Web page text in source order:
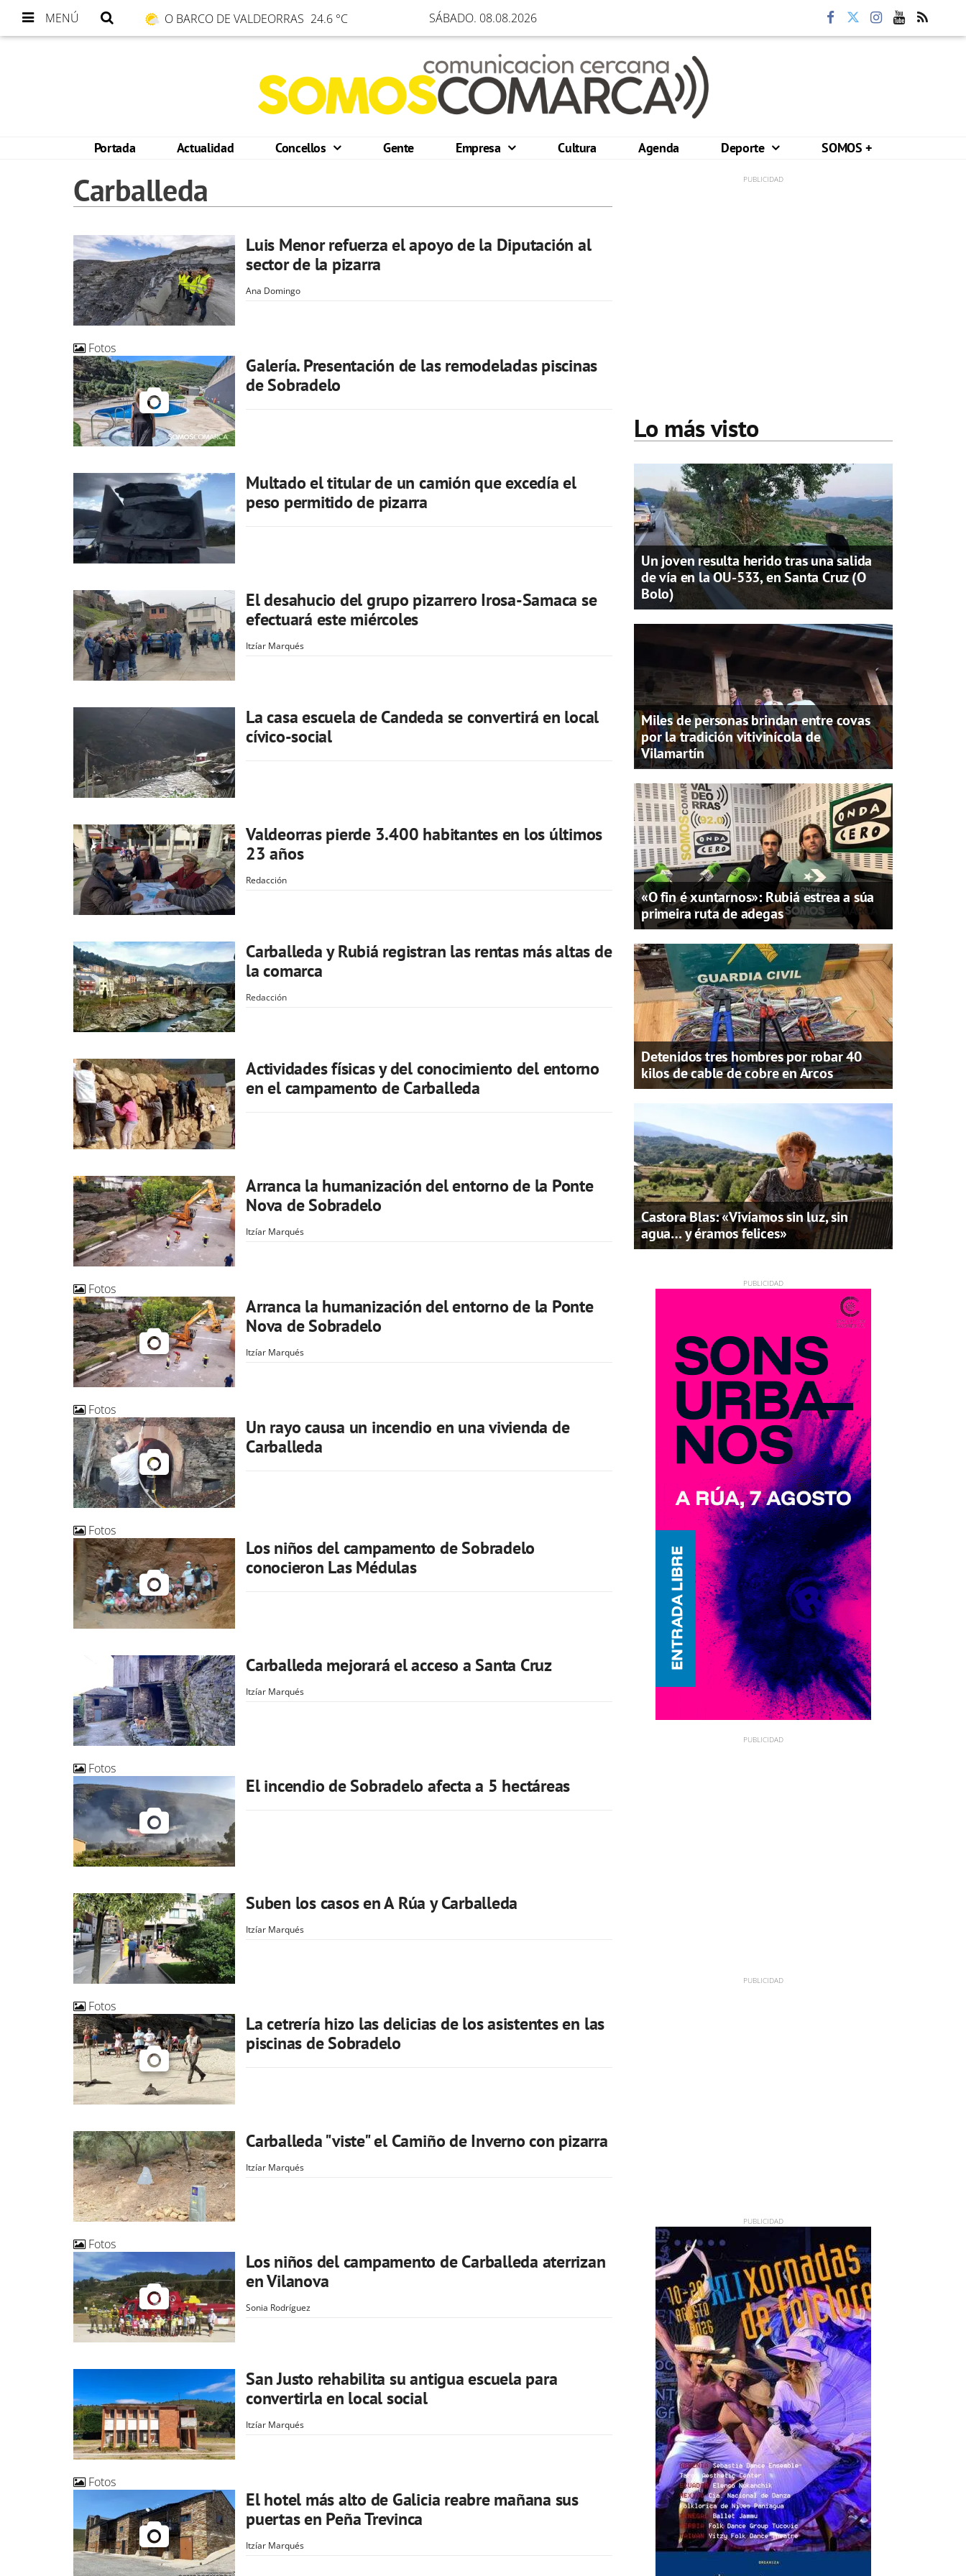
MENÚ O BARCO DE VALDEORRAS 24.6 °C SÁBADO. 08.08.2026
Portada Actualidad Concellos Gente Empresa Cultura Agenda Deporte SOMOS +
Carballeda
Luis Menor refuerza el apoyo de la Diputación al
sector de la pizarra
Ana Domingo
Fotos
Galería. Presentación de las remodeladas piscinas
de Sobradelo
Multado el titular de un camión que excedía el
peso permitido de pizarra
El desahucio del grupo pizarrero Irosa-Samaca se
efectuará este miércoles
Itzíar Marqués
La casa escuela de Candeda se convertirá en local
cívico-social
Valdeorras pierde 3.400 habitantes en los últimos
23 años
Redacción
Carballeda y Rubiá registran las rentas más altas de
la comarca
Redacción
Actividades físicas y del conocimiento del entorno
en el campamento de Carballeda
Arranca la humanización del entorno de la Ponte
Nova de Sobradelo
Itzíar Marqués
Fotos
Arranca la humanización del entorno de la Ponte
Nova de Sobradelo
Itzíar Marqués
Fotos
Un rayo causa un incendio en una vivienda de
Carballeda
Fotos
Los niños del campamento de Sobradelo
conocieron Las Médulas
Carballeda mejorará el acceso a Santa Cruz
Itzíar Marqués
Fotos
El incendio de Sobradelo afecta a 5 hectáreas
Suben los casos en A Rúa y Carballeda
Itzíar Marqués
Fotos
La cetrería hizo las delicias de los asistentes en las
piscinas de Sobradelo
Carballeda "viste" el Camiño de Inverno con pizarra
Itzíar Marqués
Fotos
Los niños del campamento de Carballeda aterrizan
en Vilanova
Sonia Rodríguez
San Justo rehabilita su antigua escuela para
convertirla en local social
Itzíar Marqués
Fotos
El hotel más alto de Galicia reabre mañana sus
puertas en Peña Trevinca
Itzíar Marqués
Lo más visto
Un joven resulta herido tras una salida
de vía en la OU-533, en Santa Cruz (O
Bolo)
Miles de personas brindan entre covas
por la tradición vitivinícola de
Vilamartín
«O fin é xuntarnos»: Rubiá estrea a súa
primeira ruta de adegas
Detenidos tres hombres por robar 40
kilos de cable de cobre en Arcos
Castora Blas: «Vivíamos sin luz, sin
agua… y éramos felices»